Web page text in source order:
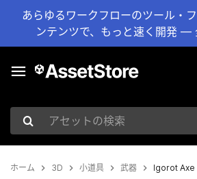
あらゆるワークフローのツール・
ンテンツで、もっと速く開発 —
アセットの検索
ホーム 3D 小道具 武器 Igorot Axe